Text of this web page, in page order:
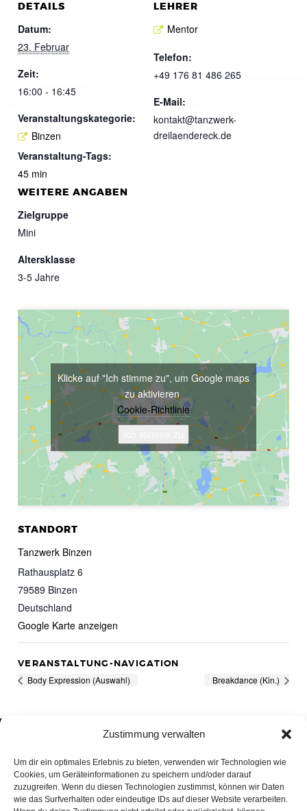
Zustimmung verwalten
Um dir ein optimales Erlebnis zu bieten, verwenden wir Technologien wie
Cookies, um Geräteinformationen zu speichern und/oder darauf
zuzugreifen. Wenn du diesen Technologien zustimmst, können wir Daten
wie das Surfverhalten oder eindeutige IDs auf dieser Website verarbeiten.
DETAILS
Datum:
23. Februar
Zeit:
16:00 - 16:45
Veranstaltungskategorie:
Binzen
Veranstaltung-Tags:
45 min
LEHRER
Mentor
Telefon:
+49 176 81 486 265
E-Mail:
kontakt@tanzwerk-
dreilaendereck.de
WEITERE ANGABEN
Zielgruppe
Mini
Altersklasse
3-5 Jahre
STANDORT
Tanzwerk Binzen
Rathausplatz 6
79589 Binzen
Deutschland
Google Karte anzeigen
Klicke auf "Ich stimme zu", um Google maps
zu aktivieren
Cookie-Richtlinie
VERANSTALTUNG-NAVIGATION
Body Expression (Auswahl) Breakdance (Kin.)